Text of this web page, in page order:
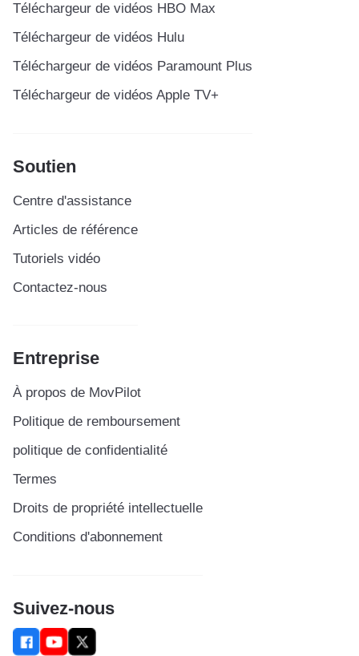
Téléchargeur de vidéos HBO Max
Téléchargeur de vidéos Hulu
Téléchargeur de vidéos Paramount Plus
Téléchargeur de vidéos Apple TV+
Soutien
Centre d'assistance
Articles de référence
Tutoriels vidéo
Contactez-nous
Entreprise
À propos de MovPilot
Politique de remboursement
politique de confidentialité
Termes
Droits de propriété intellectuelle
Conditions d'abonnement
Suivez-nous